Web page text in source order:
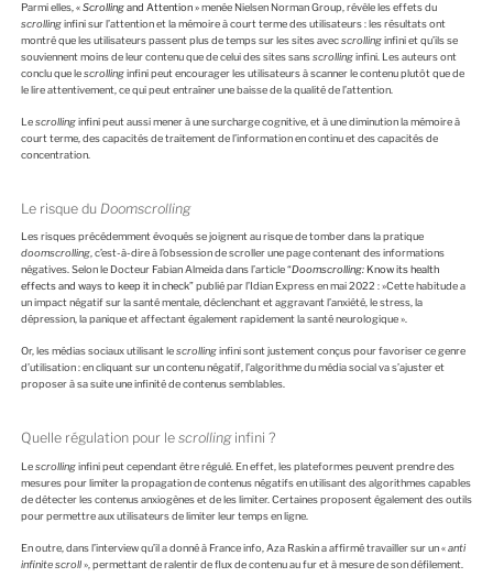
Parmi elles, «Scrollingand Attention »menée Nielsen Norman Group, révèle les effets du
scrollinginfini sur l’attention et la mémoire à court terme des utilisateurs : les résultats ont
montré que les utilisateurs passent plus de temps sur les sites avecscrollinginfini et qu’ils se
souviennent moins de leur contenu que de celui des sites sansscrollinginfini. Les auteurs ont
conclu que lescrollinginfini peut encourager les utilisateurs à scanner le contenu plutôt que de
le lire attentivement, ce qui peut entraîner une baisse de la qualité de l’attention.
Lescrollinginfini peut aussi mener à une surcharge cognitive, et à une diminution la mémoire à
court terme, des capacités de traitement de l’information en continu et des capacités de
concentration.
Le risque du Doomscrolling
Les risques précédemment évoqués se joignent au risque de tomber dans la pratique
doomscrolling, c’est-à-dire à l’obsession de scroller une page contenant des informations
négatives. Selon le Docteur Fabian Almeida dans l’article “Doomscrolling:Know its health
effects and ways to keep it in check” publié par l’Idian Express en mai 2022 : »Cette habitude a
un impact négatif sur la santé mentale, déclenchant et aggravant l’anxiété, le stress, la
dépression, la panique et affectant également rapidement la santé neurologique ».
Or, les médias sociaux utilisant lescrollinginfini sont justement conçus pour favoriser ce genre
d’utilisation : en cliquant sur un contenu négatif, l’algorithme du média social va s’ajuster et
proposer à sa suite une infinité de contenus semblables.
Quelle régulation pour le scrollinginfini ?
Lescrollinginfini peut cependant être régulé. En effet, les plateformes peuvent prendre des
mesures pour limiter la propagation de contenus négatifs en utilisant des algorithmes capables
de détecter les contenus anxiogènes et de les limiter. Certaines proposent également des outils
pour permettre aux utilisateurs de limiter leur temps en ligne.
En outre, dans l’interview qu’il a donné à France info, Aza Raskin a affirmé travailler sur un «anti
infinite scroll», permettant de ralentir de flux de contenu au fur et à mesure de son défilement.